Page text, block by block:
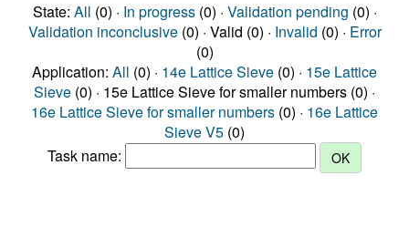
State: All (0) · In progress(0) · Validation pending (0) ·
Validation inconclusive(0) · Valid (0) · Invalid (0) · Error
(0)
Application: All (0) · 14e Lattice Sieve (0) · 15e Lattice
Sieve (0) · 15e Lattice Sieve for smaller numbers (0) ·
16e Lattice Sieve for smaller numbers (0) · 16e Lattice
Sieve V5 (0)
Task name: